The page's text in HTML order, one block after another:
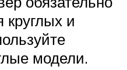
круглых и
модели.